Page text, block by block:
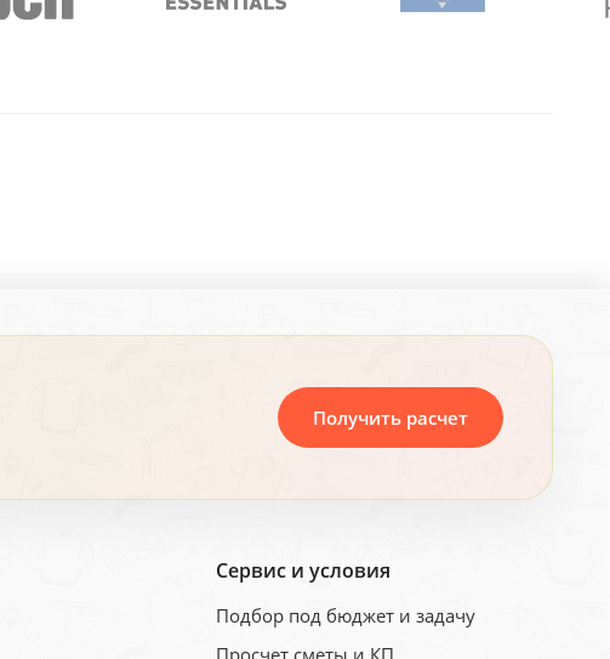
Получить расчет
Сервис и условия
Подбор под бюджет и задачу
Просчет сметы и КП